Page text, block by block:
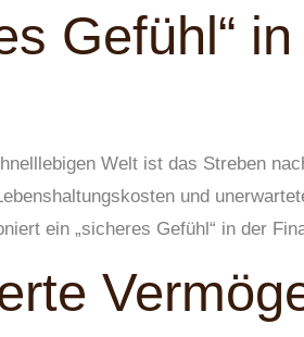
Gefühl“
Welt ist das Streben
und
ein „sicheres Gefühl“ in der